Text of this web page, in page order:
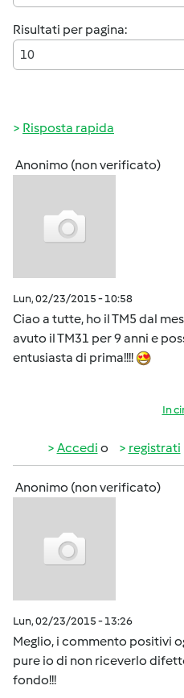
Risultati per pagina:
10
Risposta rapida
Anonimo (non verificato)
Lun, 02/23/2015 - 10:58
Ciao a tutte, ho il TM5 dal
avuto il TM31 per 9 anni e
entusiasta di prima!!!!
In
Accedi o registrati
Anonimo (non verificato)
Lun, 02/23/2015 - 13:26
Meglio, i commento positivi
pure io di non riceverlo
fondo!!!